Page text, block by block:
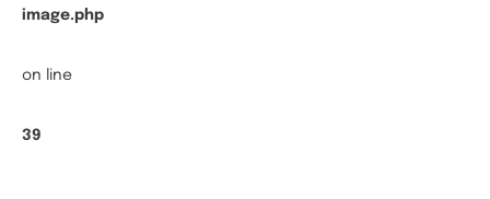
image.php
on line
39